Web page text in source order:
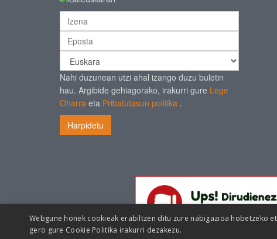
Nahi duzunean utzi ahal izango duzu buletin
hau. Argibide gehiagorako, irakurri gure Lege
Oharra eta Pribatutasun politika .
Harpidetu
Webgune honek cookieak erabiltzen ditu zure nabigazioa hobetzeko
gero gure Cookie Politika irakurri dezakezu.